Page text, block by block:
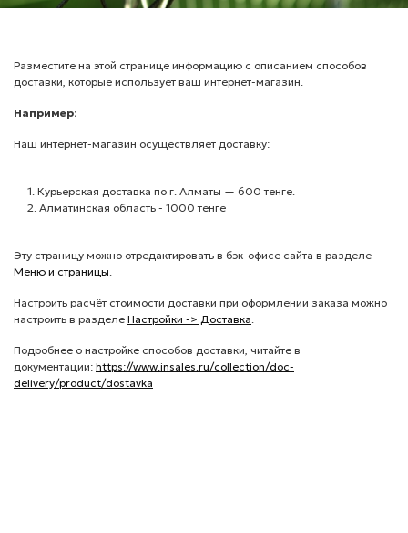
Разместите на этой странице информацию с описанием способов
доставки, которые использует ваш интернет-магазин.
Например:
Наш интернет-магазин осуществляет доставку:
1. Курьерская доставка по г. Алматы — 600 тенге.
2. Алматинская область - 1000 тенге
Эту страницу можно отредактировать в бэк-офисе сайта в разделе
Меню и страницы
Настроить расчёт стоимости доставки при оформлении заказа можно
настроить в разделе Настройки -> Доставка
Подробнее о настройке способов доставки, читайте в
документации: https://www.insales.ru/collection/doc-
delivery/product/dostavka